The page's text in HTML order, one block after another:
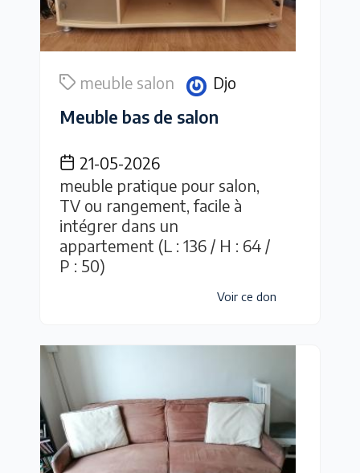
meuble salon Djo
Meuble bas de salon
21-05-2026
meuble pratique pour salon,
TV ou rangement, facile à
intégrer dans un
appartement (L : 136 / H : 64 /
P : 50)
Voir ce don